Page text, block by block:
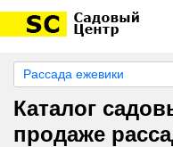
Рассада ежевики
Каталог
продаже